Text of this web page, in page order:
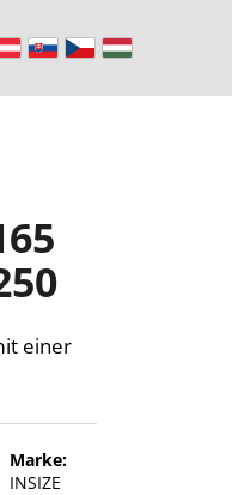
einer
Marke:
INSIZE